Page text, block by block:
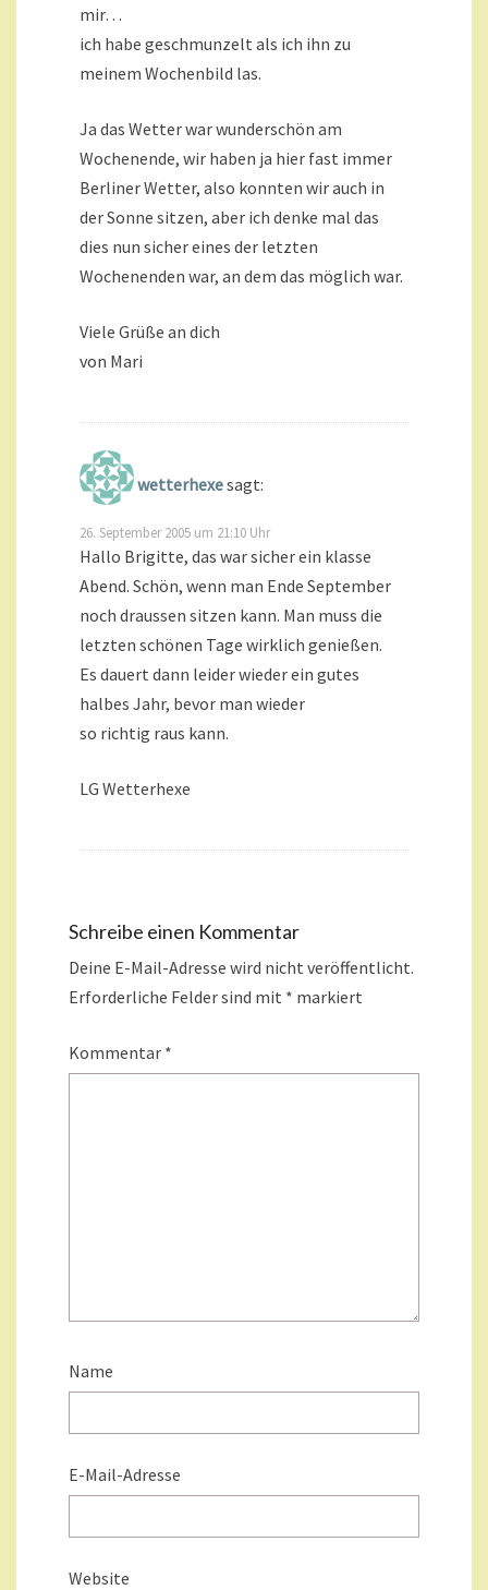
mir…
ich habe geschmunzelt als ich ihn zu
meinem Wochenbild las.
Ja das Wetter war wunderschön am
Wochenende, wir haben ja hier fast immer
Berliner Wetter, also konnten wir auch in
der Sonne sitzen, aber ich denke mal das
dies nun sicher eines der letzten
Wochenenden war, an dem das möglich war.
Viele Grüße an dich
von Mari
wetterhexesagt:
26. September 2005 um 21:10 Uhr
Hallo Brigitte, das war sicher ein klasse
Abend. Schön, wenn man Ende September
noch draussen sitzen kann. Man muss die
letzten schönen Tage wirklich genießen.
Es dauert dann leider wieder ein gutes
halbes Jahr, bevor man wieder
so richtig raus kann.
LG Wetterhexe
Schreibe einen Kommentar
Deine E-Mail-Adresse wird nicht veröffentlicht.
Erforderliche Felder sind mit * markiert
Kommentar *
Name
E-Mail-Adresse
Website